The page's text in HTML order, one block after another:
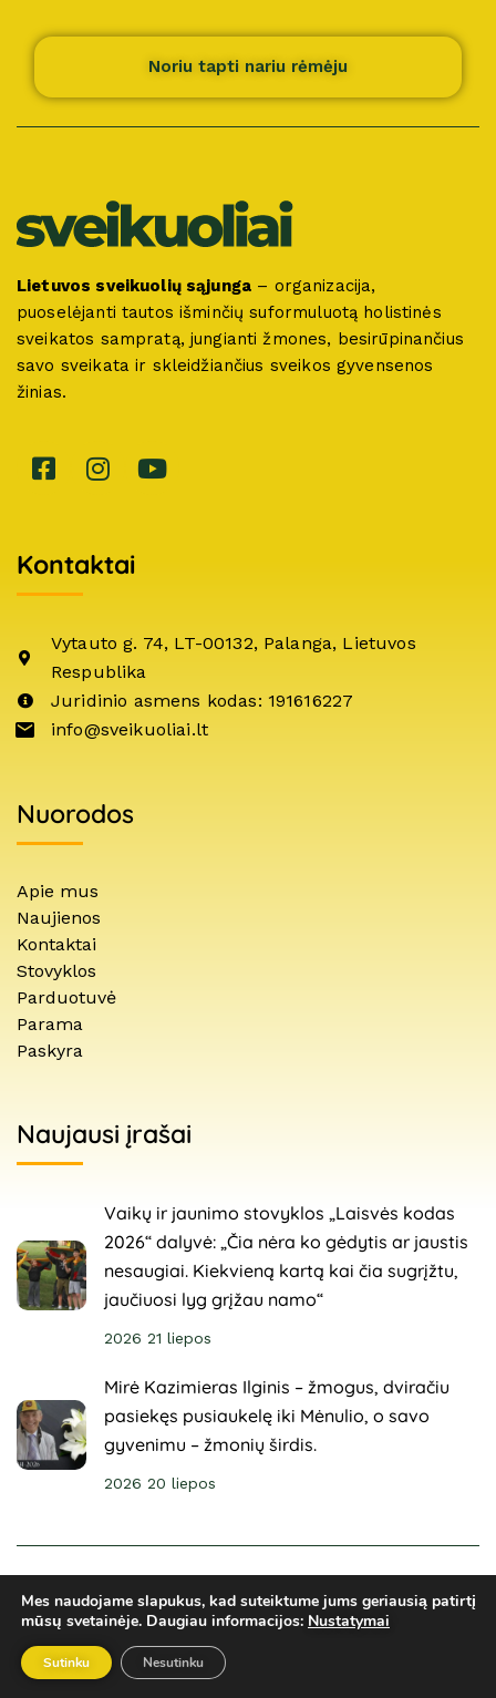
Noriu tapti nariu rėmėju
Lietuvos sveikuolių sąjunga – organizacija,
puoselėjanti tautos išminčių suformuluotą holistinės
sveikatos sampratą, jungianti žmones, besirūpinančius
savo sveikata ir skleidžiančius sveikos gyvensenos
žinias.
Kontaktai
Vytauto g. 74, LT-00132, Palanga, Lietuvos
Respublika
Juridinio asmens kodas: 191616227
info@sveikuoliai.lt
Nuorodos
Apie mus
Naujienos
Kontaktai
Stovyklos
Parduotuvė
Parama
Paskyra
Naujausi įrašai
Vaikų ir jaunimo stovyklos „Laisvės kodas
2026“ dalyvė: „Čia nėra ko gėdytis ar jaustis
nesaugiai. Kiekvieną kartą kai čia sugrįžtu,
jaučiuosi lyg grįžau namo“
2026 21 liepos
Mirė Kazimieras Ilginis – žmogus, dviračiu
pasiekęs pusiaukelę iki Mėnulio, o savo
gyvenimu – žmonių širdis.
2026 20 liepos
© 2025 Sveikuoliai. Visos teisės saugomos. Svetainė
sukurtaARCA4.lt
Privatumo politika El. parduotuvės taisyklės
Mes naudojame slapukus, kad suteiktume jums geriausią patirtį
mūsų svetainėje. Daugiau informacijos: Nustatymai
Sutinku Nesutinku